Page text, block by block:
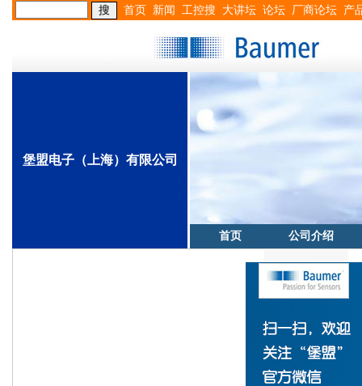
首页 新闻 工控搜 大讲坛 论坛 厂商论坛 产
堡盟电子（上海）有限公司
首页 公司介绍